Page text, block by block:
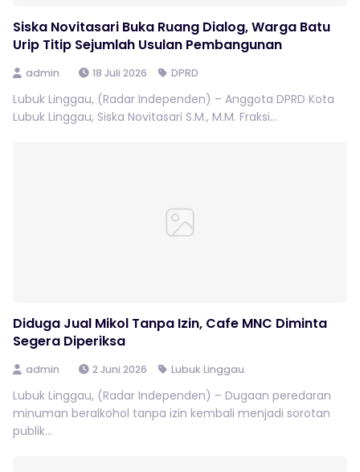
Siska Novitasari Buka Ruang Dialog, Warga Batu
Urip Titip Sejumlah Usulan Pembangunan
admin 18 Juli 2026 DPRD
Lubuk Linggau, (Radar Independen) – Anggota DPRD Kota
Lubuk Linggau, Siska Novitasari S.M., M.M. Fraksi...
Diduga Jual Mikol Tanpa Izin, Cafe MNC Diminta
Segera Diperiksa
admin 2 Juni 2026 Lubuk Linggau
Lubuk Linggau, (Radar Independen) – Dugaan peredaran
minuman beralkohol tanpa izin kembali menjadi sorotan
publik...